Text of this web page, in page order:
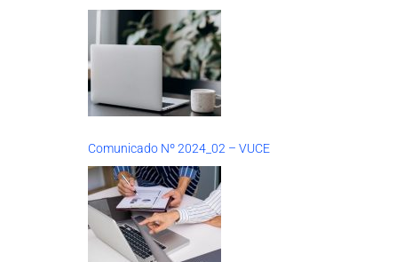
Comunicado Nº 2024_02 – VUCE